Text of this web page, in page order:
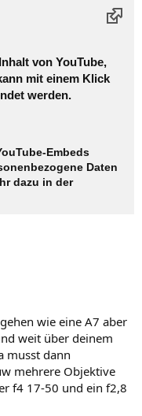
von YouTube,
mit einem Klick
werden.
Embeds
Daten
dazu in der
wie eine A7 aber
weit über deinem
musst dann
mehrere Objektive
f4 17-50 und ein f2,8